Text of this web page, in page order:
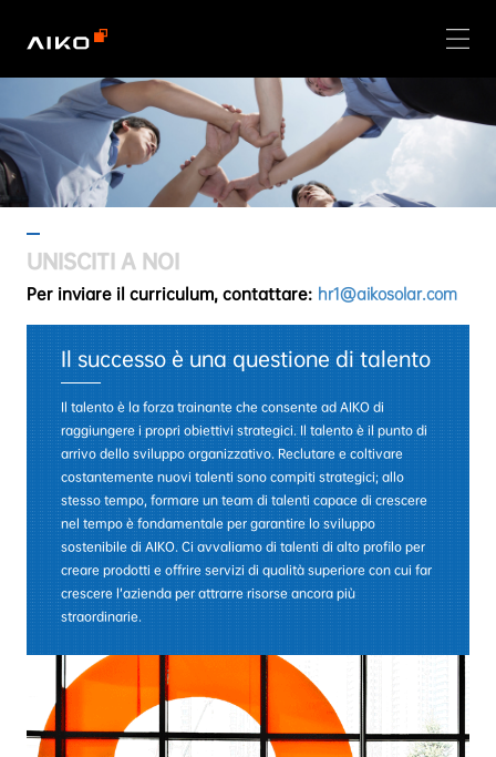
UNISCITI A NOI
Per inviare il curriculum, contattare: hr1@aikosolar.com
Il successo è una questione di talento
Il talento è la forza trainante che consente ad AIKO di
raggiungere i propri obiettivi strategici. Il talento è il punto di
arrivo dello sviluppo organizzativo. Reclutare e coltivare
costantemente nuovi talenti sono compiti strategici; allo
stesso tempo, formare un team di talenti capace di crescere
nel tempo è fondamentale per garantire lo sviluppo
sostenibile di AIKO. Ci avvaliamo di talenti di alto profilo per
creare prodotti e offrire servizi di qualità superiore con cui far
crescere l’azienda per attrarre risorse ancora più
straordinarie.